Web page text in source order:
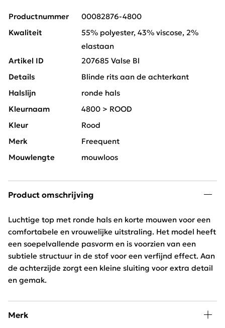
Productnummer
00082876-4800
Kwaliteit
55% polyester, 43% viscose, 2%
elastaan
Artikel ID
207685 Valse Bl
Details
Blinde rits aan de achterkant
Halslijn
ronde hals
Kleurnaam
4800 > ROOD
Kleur
Rood
Merk
Freequent
Mouwlengte
mouwloos
Product omschrijving
Luchtige top met ronde hals en korte mouwen voor een
comfortabele en vrouwelijke uitstraling. Het model heeft
een soepelvallende pasvorm en is voorzien van een
subtiele structuur in de stof voor een verfijnd effect. Aan
de achterzijde zorgt een kleine sluiting voor extra detail
en gemak.
Merk